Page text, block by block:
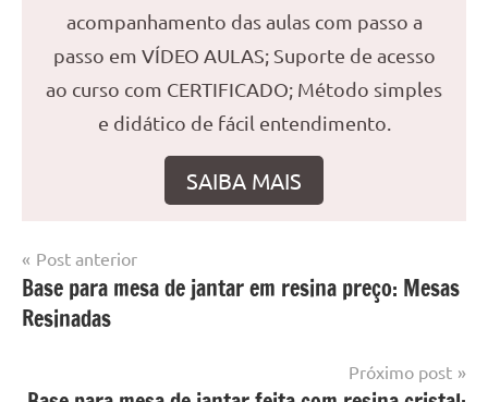
acompanhamento das aulas com passo a
passo em VÍDEO AULAS; Suporte de acesso
ao curso com CERTIFICADO; Método simples
e didático de fácil entendimento.
SAIBA MAIS
Marcado
com
mesa
Mesa
Mesa
resinada
Navegação
de
Post
Post anterior
Base para mesa de jantar em resina preço: Mesas
Resinadas
Próximo post